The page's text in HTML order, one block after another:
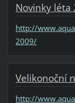
Novinky léta
http://
2009/
Velikonoční
http://